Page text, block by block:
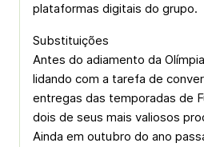
plataformas digitais do grupo.
Substituições
Antes do adiamento da
lidando com a tarefa de
entregas das temporadas de
dois de seus mais valiosos
Ainda em outubro do ano